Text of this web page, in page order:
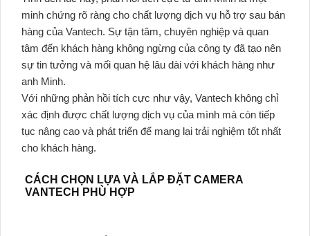
minh chứng rõ ràng cho chất lượng dịch vụ hỗ trợ sau bán
hàng của Vantech. Sự tận tâm, chuyên nghiệp và quan
tâm đến khách hàng không ngừng của công ty đã tạo nên
sự tin tưởng và mối quan hệ lâu dài với khách hàng như
anh Minh.
Với những phản hồi tích cực như vậy, Vantech không chỉ
xác định được chất lượng dịch vụ của mình mà còn tiếp
tục nâng cao và phát triển để mang lại trải nghiệm tốt nhất
cho khách hàng.
CÁCH CHỌN LỰA VÀ LẮP ĐẶT CAMERA
VANTECH PHÙ HỢP